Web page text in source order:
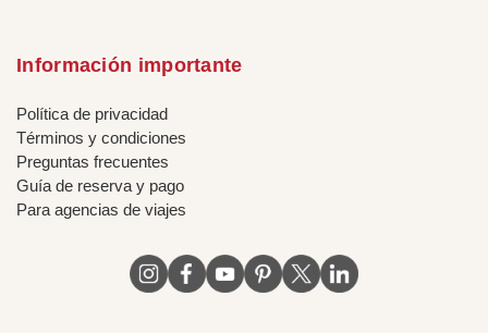
Información importante
Política de privacidad
Términos y condiciones
Preguntas frecuentes
Guía de reserva y pago
Para agencias de viajes